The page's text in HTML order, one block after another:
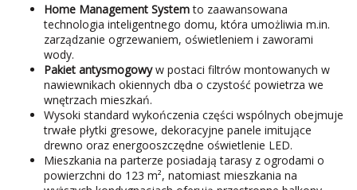
Home Management Systemto zaawansowana
technologia inteligentnego domu, która umożliwia m.in.
zarządzanie ogrzewaniem, oświetleniem i zaworami
wody.
Pakiet antysmogowyw postaci filtrów montowanych w
nawiewnikach okiennych dba o czystość powietrza we
wnętrzach mieszkań.
Wysoki standard wykończenia części wspólnych obejmuje
trwałe płytki gresowe, dekoracyjne panele imitujące
drewno oraz energooszczędne oświetlenie LED.
Mieszkania na parterze posiadają tarasy z ogrodami o
powierzchni do 123 m², natomiast mieszkania na